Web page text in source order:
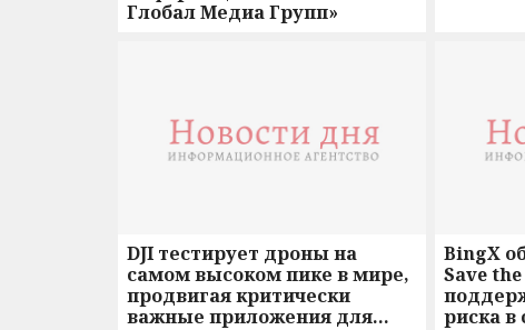
Глобал Медиа Групп»
DJI тестирует дроны на
самом высоком пике в мире,
продвигая критически
важные приложения для
BingX
Save
риска в